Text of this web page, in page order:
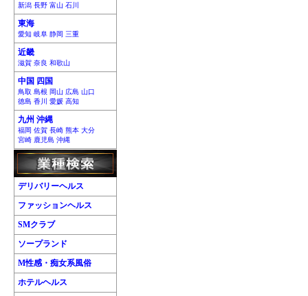
新潟 長野 富山 石川
東海
愛知 岐阜 静岡 三重
近畿
滋賀 奈良 和歌山
中国 四国
鳥取 島根 岡山 広島 山口
徳島 香川 愛媛 高知
九州 沖縄
福岡 佐賀 長崎 熊本 大分
宮崎 鹿児島 沖縄
デリバリーヘルス
ファッションヘルス
SMクラブ
ソープランド
M性感・痴女系風俗
ホテルヘルス